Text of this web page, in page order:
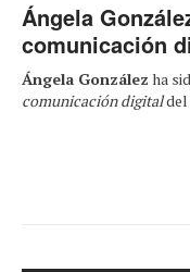
Ángela
comunicación
Ángela González ha
comunicación digitaldel